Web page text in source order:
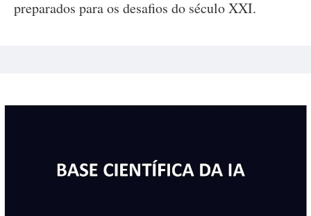
preparados para os desafios do século XXI.